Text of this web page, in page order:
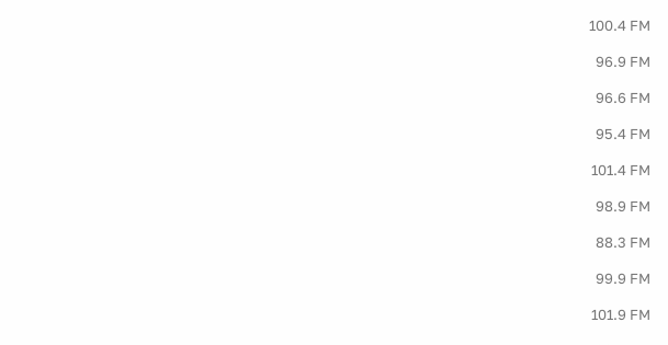
100.4 FM
96.9 FM
96.6 FM
95.4 FM
101.4 FM
98.9 FM
88.3 FM
99.9 FM
101.9 FM